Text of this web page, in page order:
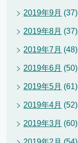
2019年9月 (37)
2019年8月 (37)
2019年7月 (48)
2019年6月 (50)
2019年5月 (61)
2019年4月 (52)
2019年3月 (60)